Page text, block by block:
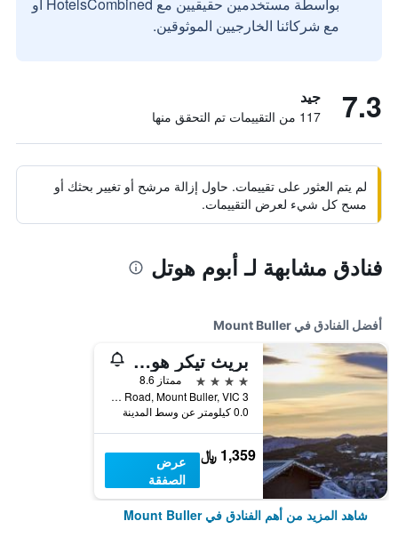
مع شركائنا الخارجيين الموثوقين.
7.3 جيد
117 من التقييمات تم التحقق منها
لم يتم العثور على تقييمات. حاول إزالة مرشح أو تغيير بحثك أو
مسح كل شيء لعرض التقييمات.
فنادق مشابهة لـ أبوم هوتل
أفضل الفنادق في Mount Buller
بريث تيكر هوتل آند سبا، ماونت بولر
4 نجوم
ممتاز 8.6
3 Breathtaker Road, Mount Buller, VIC, أستراليا
0.0 كيلومتر عن وسط المدينة
1,359 ﷼
عرض
الصفقة
شاهد المزيد من أهم الفنادق في Mount Buller